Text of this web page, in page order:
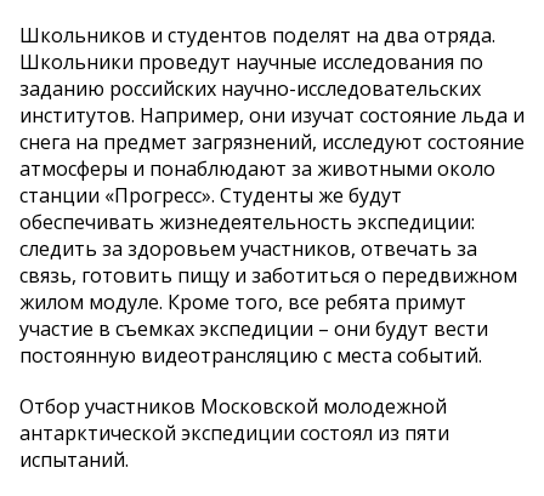
Школьников и студентов поделят на два отряда.
Школьники проведут научные исследования по
заданию российских научно-исследовательских
институтов. Например, они изучат состояние льда и
снега на предмет загрязнений, исследуют состояние
атмосферы и понаблюдают за животными около
станции «Прогресс». Студенты же будут
обеспечивать жизнедеятельность экспедиции:
следить за здоровьем участников, отвечать за
связь, готовить пищу и заботиться о передвижном
жилом модуле. Кроме того, все ребята примут
участие в съемках экспедиции – они будут вести
постоянную видеотрансляцию с места событий.
Отбор участников Московской молодежной
антарктической экспедиции состоял из пяти
испытаний.